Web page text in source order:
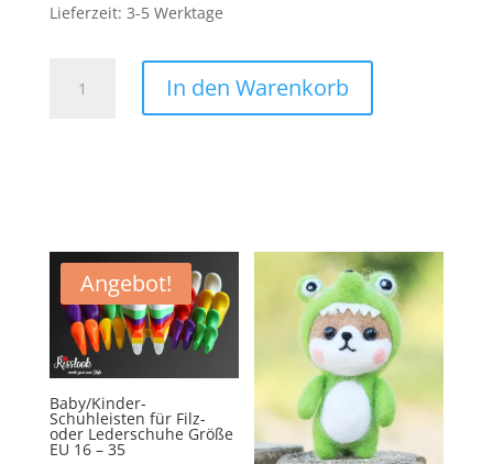
Lieferzeit: 3-5 Werktage
Wars
Film
Movie
Imperium
Menge
In den Warenkorb
Angebot!
Baby/Kinder-
Schuhleisten für Filz-
oder Lederschuhe Größe
EU 16 – 35